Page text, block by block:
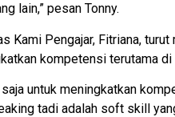
lain,” pesan Tonny.
Kami Pengajar, Fitriana,
kompetensi terutama
untuk meningkatkan
tadi adalah soft skill